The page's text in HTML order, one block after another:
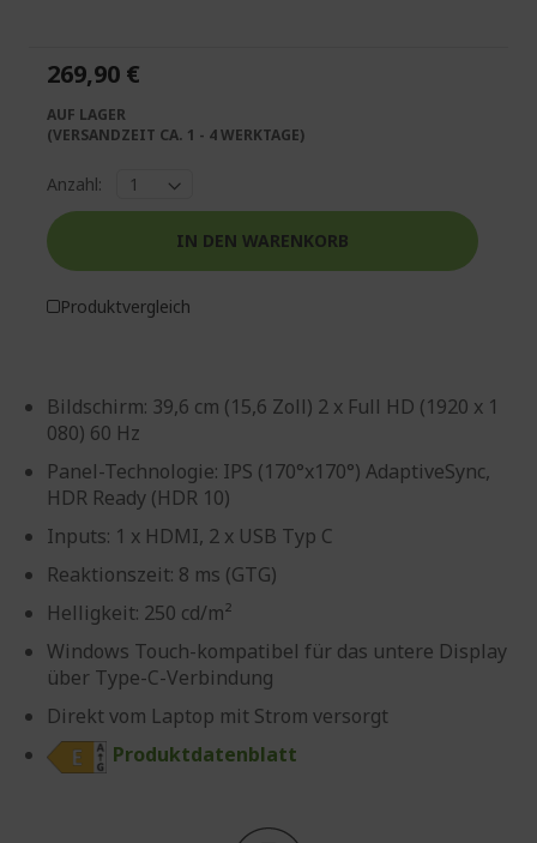
Bildschirm: 39,6 cm (15,6 Zoll) 2 x Full HD (1920 x 1
080) 60 Hz
Panel-Technologie: IPS (170°x170°) AdaptiveSync,
HDR Ready (HDR 10)
Inputs: 1 x HDMI, 2 x USB Typ C
Reaktionszeit: 8 ms (GTG)
Helligkeit: 250 cd/m²
Windows Touch-kompatibel für das untere Display
über Type-C-Verbindung
Direkt vom Laptop mit Strom versorgt
Produktdatenblatt
269,90 €
AUF LAGER
(VERSANDZEIT CA. 1 - 4 WERKTAGE)
Anzahl:
IN DEN WARENKORB
Produktvergleich